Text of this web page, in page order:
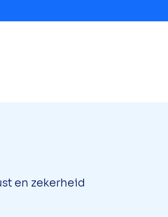
en zekerheid